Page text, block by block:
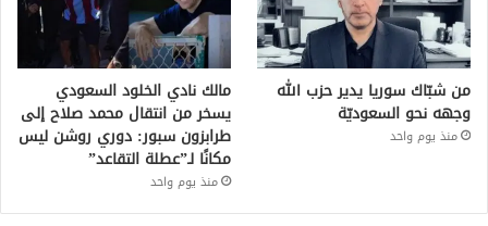
من شبّاك سوريا يدير حزب الله
وجهه نحو السعوديّة
منذ يوم واحد
مالك نادي الخلود السعودي
يسخر من انتقال محمد صلاح إلى
طرابزون سبور: دوري روشن ليس
مكانًا لـ”عطلة التقاعد”
منذ يوم واحد